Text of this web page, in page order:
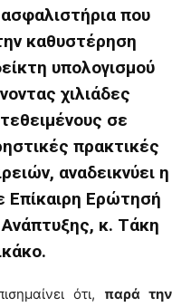
που
καθυστέρηση
υπολογισμού
χιλιάδες
σε
πρακτικές
αναδεικνύει η
Επίκαιρη Ερώτησή
κ. Τάκη
ότι, παρά την